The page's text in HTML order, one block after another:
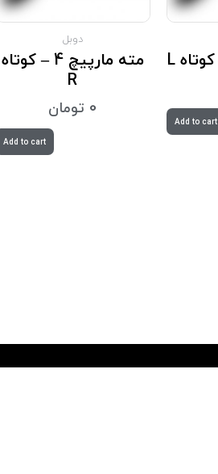
Add to cart
دوبل
مته مارپیچ 4 – کوتاه
R
0 تومان
Add to cart